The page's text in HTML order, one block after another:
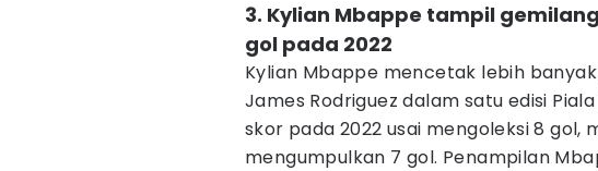
3. Kylian Mbappe tampil
gol pada 2022
Kylian Mbappe mencetak lebih
James Rodriguez dalam satu edisi
skor pada 2022 usai mengoleksi 8 gol,
mengumpulkan 7 gol. Penampilan